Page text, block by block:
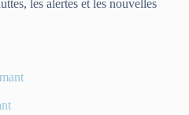
les alertes et les nouvelles